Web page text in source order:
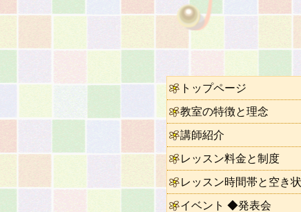
トップページ
教室の特徴と理念
講師紹介
レッスン料金と制度
レッスン時間帯と空き
イベント ◆発表会